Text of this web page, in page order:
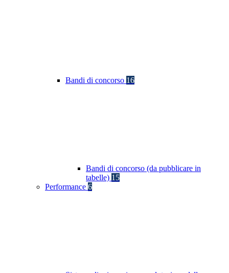
Bandi di concorso 16
Bandi di concorso (da pubblicare in
tabelle) 15
Performance 6